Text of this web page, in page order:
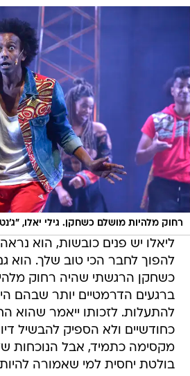
רחוק מלהיות מושלם כשחקן. גילי יאלו,
ליאלו יש פנים כובשות, הוא
להפוך לחבר הכי טוב שלך. הוא
כשחקן הרגשתי שהיה רחוק
ברגעים הדרמטיים יותר שבהם
להתעלות. לזכותו ייאמר שהוא
כחודשיים ולא הספיק להבשיל
מקסימה כתמיד, אבל הנוכחות
בולטת יחסית למי שאמורה